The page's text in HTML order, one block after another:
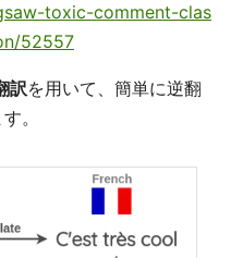
toxic-comment-clas
52557
訳を用いて、簡単に逆翻
。